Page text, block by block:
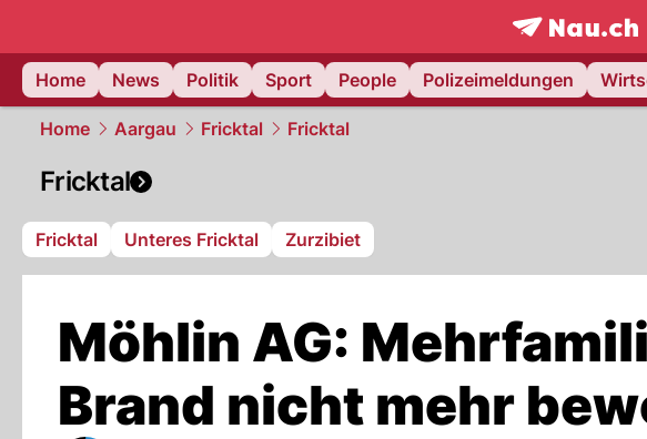
frontpage.
Home
News Politik Sport People Polizeimeldungen
Home Aargau Fricktal Fricktal
Fricktal
Fricktal Unteres Fricktal Zurzibiet
Möhlin AG:
Brand nicht mehr